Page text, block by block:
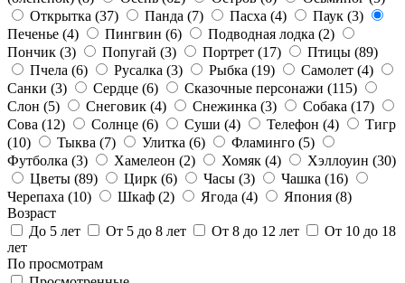
Открытка (37) Панда (7) Пасха (4) Паук (3)
Печенье (4) Пингвин (6) Подводная лодка (2)
Пончик (3) Попугай (3) Портрет (17) Птицы (89)
Пчела (6) Русалка (3) Рыбка (19) Самолет (4)
Санки (3) Сердце (6) Сказочные персонажи (115)
Слон (5) Снеговик (4) Снежинка (3) Собака (17)
Сова (12) Солнце (6) Суши (4) Телефон (4)
Тигр
(10)
Тыква (7) Улитка (6) Фламинго (5)
Футболка (3) Хамелеон (2) Хомяк (4) Хэллоуин (30)
Цветы (89) Цирк (6) Часы (3) Чашка (16)
Черепаха (10) Шкаф (2) Ягода (4) Япония (8)
Возраст
До 5 лет
От 5 до 8 лет От 8 до 12 лет
От 10 до 18
лет
По просмотрам